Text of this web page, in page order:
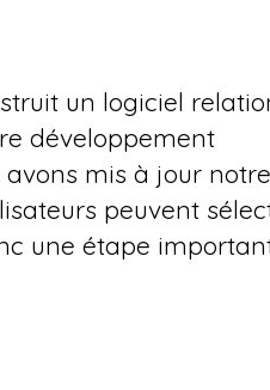
un logiciel
développement
mis à jour notre
peuvent
une étape